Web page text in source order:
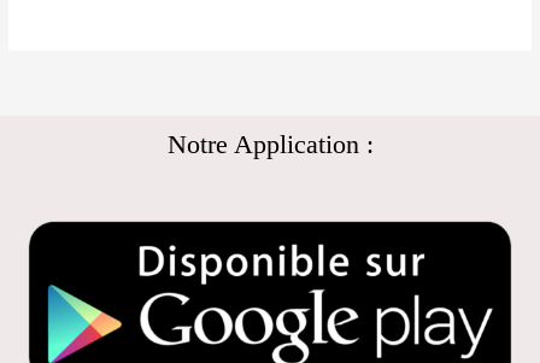
Notre Application :